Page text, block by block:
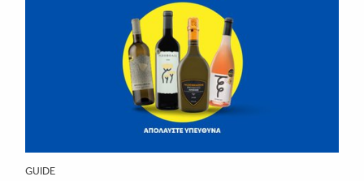
GUIDE